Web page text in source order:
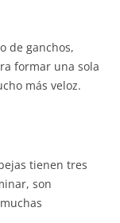
de ganchos,
formar una sola
más veloz.
tienen tres
son